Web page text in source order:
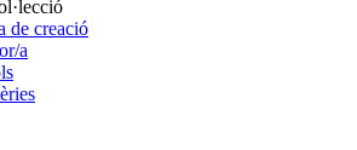
de creació
a